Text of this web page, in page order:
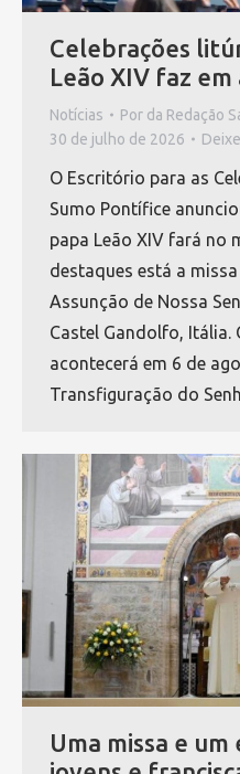
Celebrações
Leão XIV faz
Notícias Por da Redação
30 de julho de 2026
O Escritório para as
Sumo Pontífice
papa Leão XIV fará no
destaques está a
Assunção de Nossa
Castel Gandolfo, Itália.
acontecerá em 6 de
Transfiguração do
Uma missa e